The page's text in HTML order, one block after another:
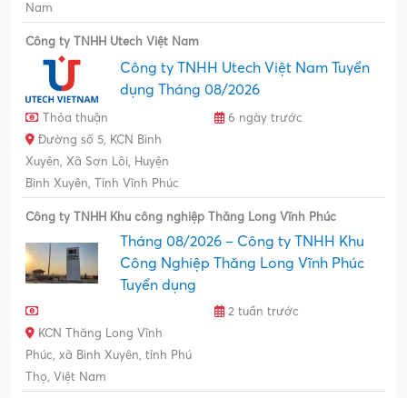
Nam
Công ty TNHH Utech Việt Nam
Công ty TNHH Utech Việt Nam Tuyển
dụng Tháng 08/2026
Thỏa thuận
6 ngày trước
Đường số 5, KCN Bình
Xuyên, Xã Sơn Lôi, Huyện
Bình Xuyên, Tỉnh Vĩnh Phúc
Công ty TNHH Khu công nghiệp Thăng Long Vĩnh Phúc
Tháng 08/2026 – Công ty TNHH Khu
Công Nghiệp Thăng Long Vĩnh Phúc
Tuyển dụng
2 tuần trước
KCN Thăng Long Vĩnh
Phúc, xã Bình Xuyên, tỉnh Phú
Thọ, Việt Nam